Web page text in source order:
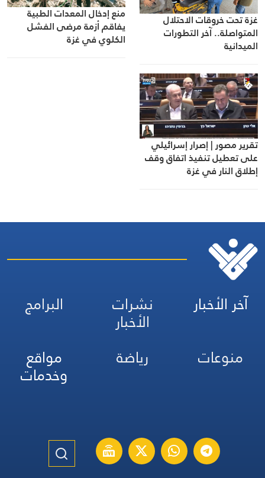
غزة تحت خروقات الاحتلال
المتواصلة.. آخر التطورات
الميدانية
منع إدخال المعدات الطبية
يفاقم أزمة مرضى الفشل
الكلوي في غزة
تقرير مصور | إصرار إسرائيلي
على تعطيل تنفيذ اتفاق وقف
إطلاق النار في غزة
آخر الأخبار نشرات
الأخبار
البرامج
منوعات
رياضة مواقع
وخدمات